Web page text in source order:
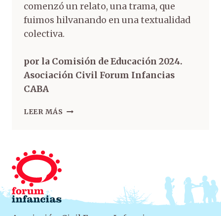
comenzó un relato, una trama, que
fuimos hilvanando en una textualidad
colectiva.
por la Comisión de Educación 2024.
Asociación Civil Forum Infancias
CABA
LEER MÁS